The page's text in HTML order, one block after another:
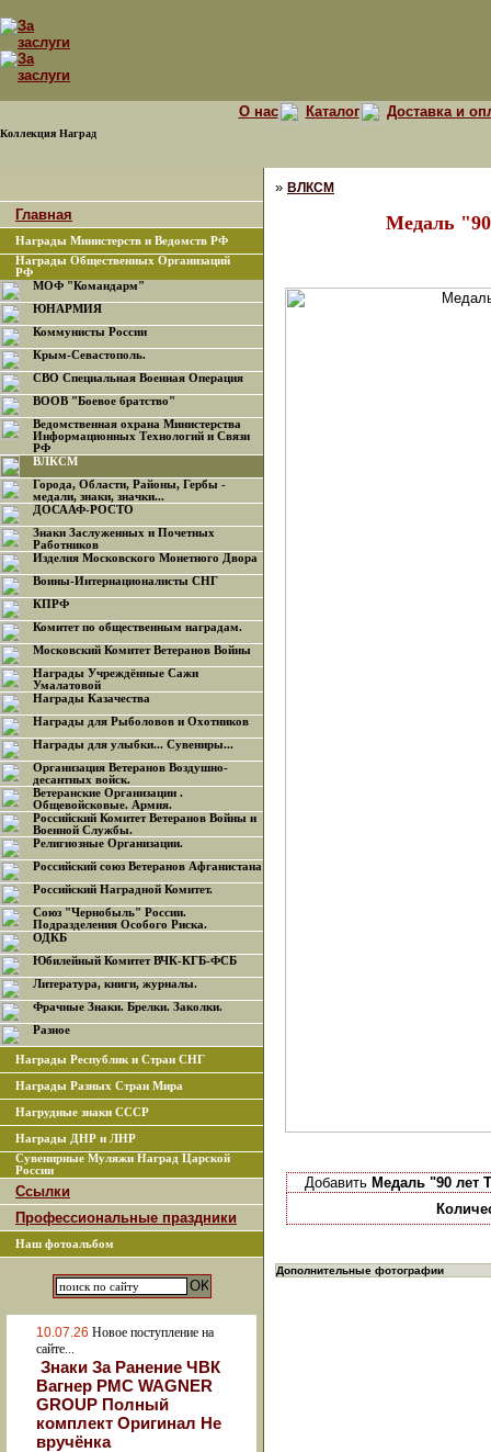
Коллекция Наград
О нас Каталог Доставка и
Главная
Награды Министерств и Ведомств РФ
Награды Общественных Организаций
РФ
МОФ "Командарм"
ЮНАРМИЯ
Коммунисты России
Крым-Севастополь.
СВО Специальная Военная Операция
ВООВ "Боевое братство"
Ведомственная охрана Министерства
Информационных Технологий и Связи
РФ
ВЛКСМ
Города, Области, Районы, Гербы -
медали, знаки, значки...
ДОСААФ-РОСТО
Знаки Заслуженных и Почетных
Работников
Изделия Московского Монетного Двора
Воины-Интернационалисты СНГ
КПРФ
Комитет по общественным наградам.
Московский Комитет Ветеранов Войны
Награды Учреждённые Сажи
Умалатовой
Награды Казачества
Награды для Рыболовов и Охотников
Награды для улыбки... Сувениры...
Организация Ветеранов Воздушно-
десантных войск.
Ветеранские Организации .
Общевойсковые. Армия.
Российский Комитет Ветеранов Войны и
Военной Службы.
Религиозные Организации.
Российский союз Ветеранов Афганистана
Российский Наградной Комитет.
Союз "Чернобыль" России.
Подразделения Особого Риска.
ОДКБ
Юбилейный Комитет ВЧК-КГБ-ФСБ
Литература, книги, журналы.
Фрачные Знаки. Брелки. Заколки.
Разное
Награды Республик и Стран СНГ
Награды Разных Стран Мира
Нагрудные знаки СССР
Награды ДНР и ЛНР
Сувенирные Муляжи Наград Царской
России
Ссылки
Профессиональные праздники
Наш фотоальбом
10.07.26 Новое поступление на
сайте...
Знаки За Ранение ЧВК
Вагнер РМС WAGNER
GROUP Полный
комплект Оригинал Не
вручёнка
» ВЛКСМ
Медаль
Добавить Медаль "90 лет
Дополнительные фотографии